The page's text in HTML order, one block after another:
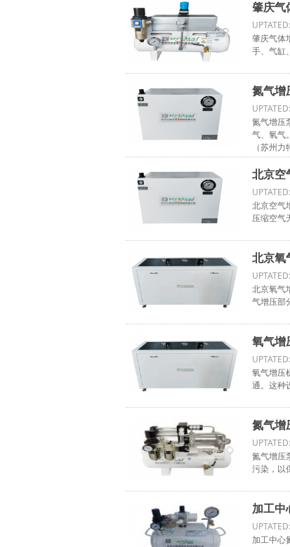
肇庆气
肇庆气体
手、气缸
氮气增
氮气增压
气、氧气
（苏州
北京空
北京空气
压缩空气
北京氧
北京氧气
气增压部
氧气增
氧气增压
通。这种
氮气增
氮气增压
污染，以
加工中
加工中心